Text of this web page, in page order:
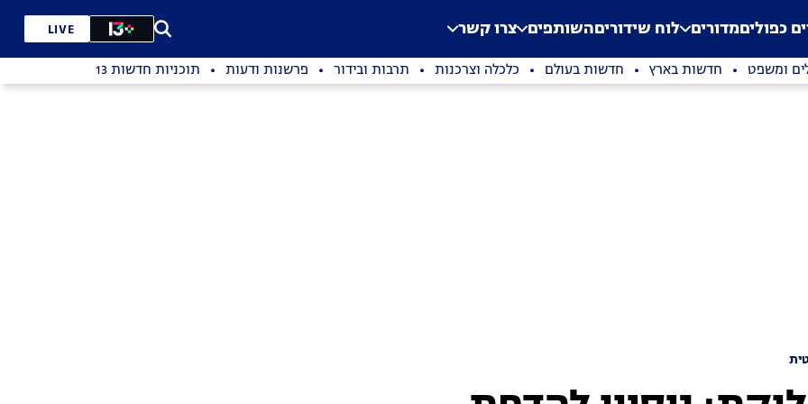
Application error: a
. כפוליםמדורים לוח שידוריםהשותפים צרו קשר LIVE
ומשפט חדשות בארץ חדשות בעולם כלכלה וצרכנות תרבות ובידור פרשנות ודעות תוכניות חדשות 13